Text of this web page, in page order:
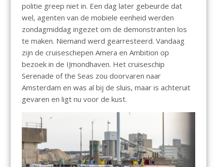
politie greep niet in. Een dag later gebeurde dat
wel, agenten van de mobiele eenheid werden
zondagmiddag ingezet om de demonstranten los
te maken. Niemand werd gearresteerd. Vandaag
zijn de cruiseschepen Amera en Ambition op
bezoek in de IJmondhaven. Het cruiseschip
Serenade of the Seas zou doorvaren naar
Amsterdam en was al bij de sluis, maar is achteruit
gevaren en ligt nu voor de kust.